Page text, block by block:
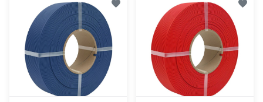
rapide
rapide